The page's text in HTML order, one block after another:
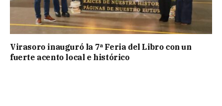
Virasoro inauguró la 7ª Feria del Libro con un
fuerte acento local e histórico